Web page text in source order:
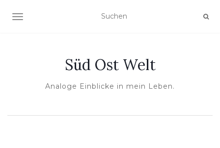
NAVIGATION UMSCHALTEN
Süd Ost Welt
Analoge Einblicke in mein Leben.